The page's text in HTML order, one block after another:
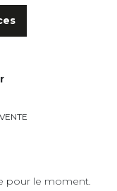
VENTE
pour le moment.